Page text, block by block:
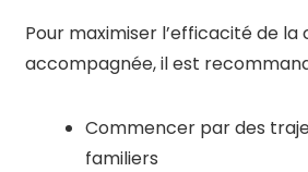
Pour maximiser l’efficacité de la
accompagnée, il est
Commencer par des
familiers